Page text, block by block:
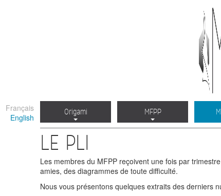
Français
English
Origami MFPP
LE PLI
Les membres du MFPP reçoivent une fois par
amies, des diagrammes de toute difficulté.
Nous vous présentons quelques extraits des derniers